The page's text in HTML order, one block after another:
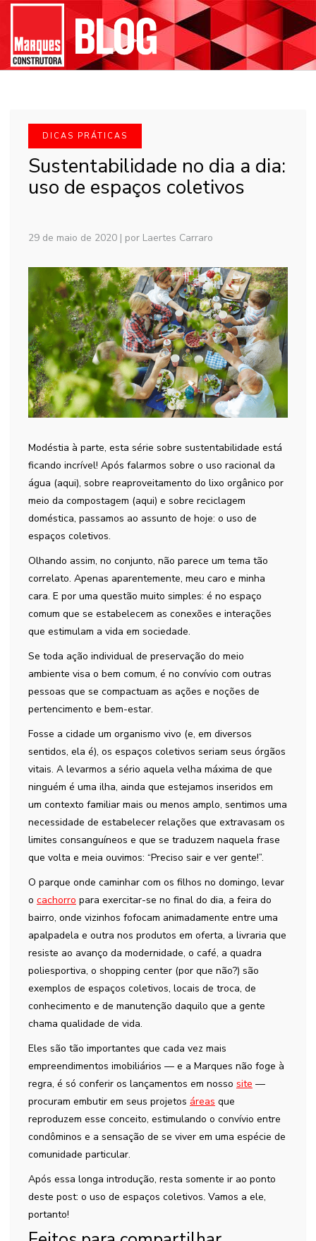
DICAS PRÁTICAS
Sustentabilidade no dia a dia:
uso de espaços coletivos
29 de maio de 2020 | por Laertes Carraro
Modéstia à parte, esta série sobre sustentabilidade está
ficando incrível! Após falarmos sobre o uso racional da
água (aqui), sobre reaproveitamento do lixo orgânico por
meio da compostagem (aqui) e sobre reciclagem
doméstica, passamos ao assunto de hoje: o uso de
espaços coletivos.
Olhando assim, no conjunto, não parece um tema tão
correlato. Apenas aparentemente, meu caro e minha
cara. E por uma questão muito simples: é no espaço
comum que se estabelecem as conexões e interações
que estimulam a vida em sociedade.
Se toda ação individual de preservação do meio
ambiente visa o bem comum, é no convívio com outras
pessoas que se compactuam as ações e noções de
pertencimento e bem-estar.
Fosse a cidade um organismo vivo (e, em diversos
sentidos, ela é), os espaços coletivos seriam seus órgãos
vitais. A levarmos a sério aquela velha máxima de que
ninguém é uma ilha, ainda que estejamos inseridos em
um contexto familiar mais ou menos amplo, sentimos uma
necessidade de estabelecer relações que extravasam os
limites consanguíneos e que se traduzem naquela frase
que volta e meia ouvimos: “Preciso sair e ver gente!”.
O parque onde caminhar com os filhos no domingo, levar
o cachorro para exercitar-se no final do dia, a feira do
bairro, onde vizinhos fofocam animadamente entre uma
apalpadela e outra nos produtos em oferta, a livraria que
resiste ao avanço da modernidade, o café, a quadra
poliesportiva, o shopping center (por que não?) são
exemplos de espaços coletivos, locais de troca, de
conhecimento e de manutenção daquilo que a gente
chama qualidade de vida.
Eles são tão importantes que cada vez mais
empreendimentos imobiliários — e a Marques não foge à
regra, é só conferir os lançamentos em nosso site —
procuram embutir em seus projetos áreas que
reproduzem esse conceito, estimulando o convívio entre
condôminos e a sensação de se viver em uma espécie de
comunidade particular.
Após essa longa introdução, resta somente ir ao ponto
deste post: o uso de espaços coletivos. Vamos a ele,
portanto!